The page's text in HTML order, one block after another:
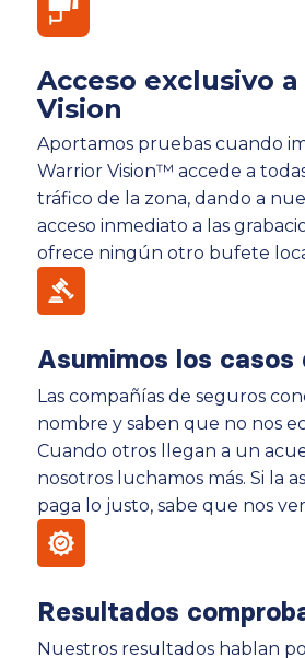
Acceso exclusivo
Vision
Aportamos pruebas cuando
Warrior Vision™ accede a
tráfico de la zona, dando a
acceso inmediato a las
ofrece ningún otro bufete
Asumimos los
Las compañías de seguros
nombre y saben que no nos
Cuando otros llegan a un
nosotros luchamos más. Si la
paga lo justo, sabe que nos
Resultados
Nuestros resultados hablan